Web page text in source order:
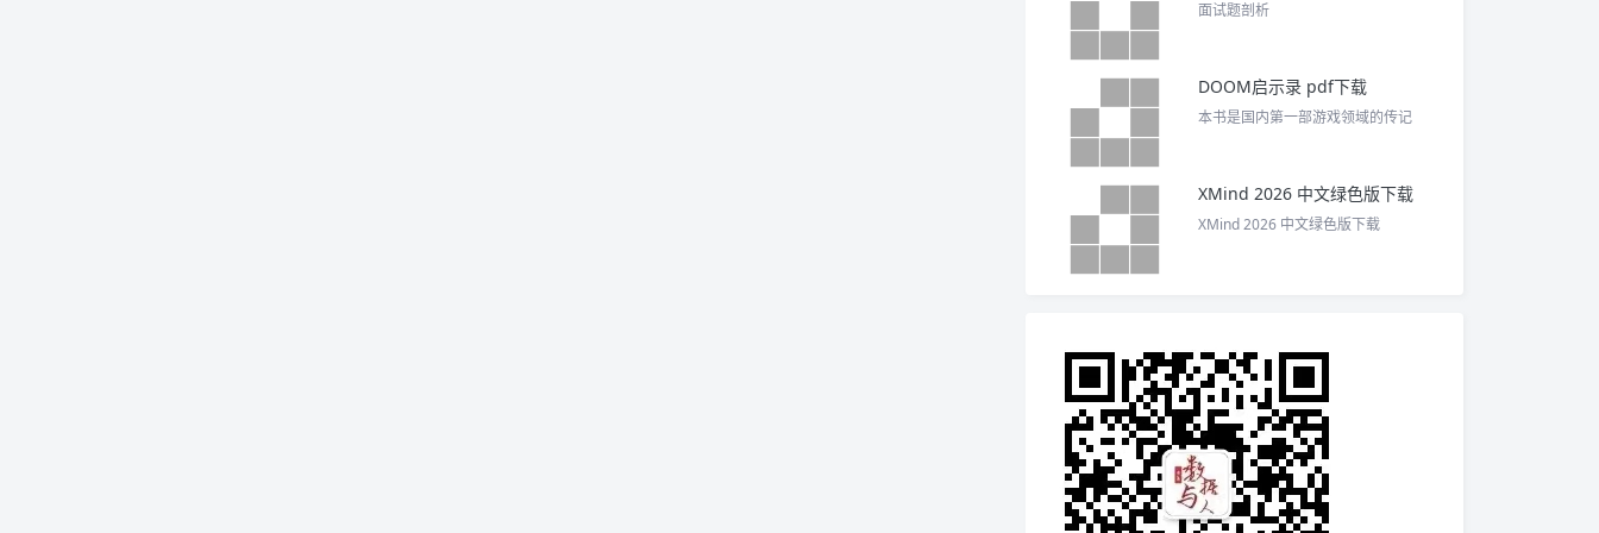
面试题剖析
DOOM启示录 pdf下载
本书是国内第一部游戏领域的传记
XMind 2026 中文绿色版下载
XMind 2026 中文绿色版下载